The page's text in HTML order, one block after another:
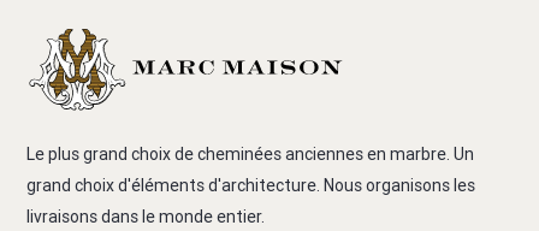
Le plus grand choix de cheminées anciennes en marbre. Un
grand choix d'éléments d'architecture. Nous organisons les
livraisons dans le monde entier.